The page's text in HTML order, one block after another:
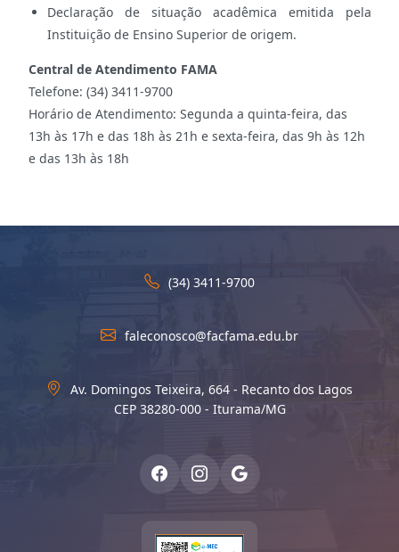
Declaração de situação acadêmica emitida pela
Instituição de Ensino Superior de origem.
Central de Atendimento FAMA
Telefone: (34) 3411-9700
Horário de Atendimento: Segunda a quinta-feira, das
13h às 17h e das 18h às 21h e sexta-feira, das 9h às 12h
e das 13h às 18h
(34) 3411-9700
faleconosco@facfama.edu.br
Av. Domingos Teixeira, 664 - Recanto dos Lagos
CEP 38280-000 - Iturama/MG